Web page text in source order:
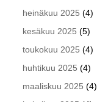
heinäkuu 2025 (4)
kesäkuu 2025 (5)
toukokuu 2025 (4)
huhtikuu 2025 (4)
maaliskuu 2025 (4)